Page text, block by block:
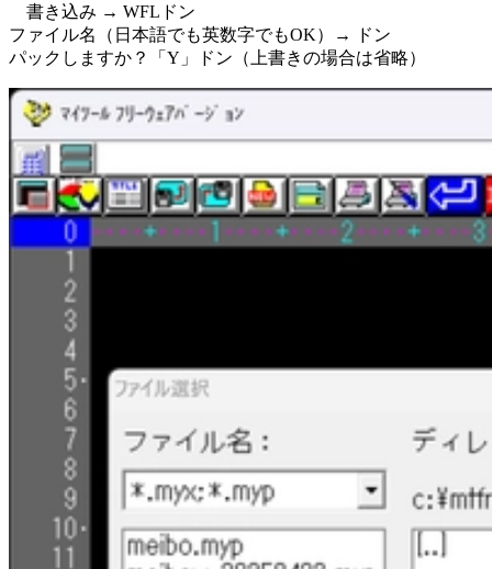
書き込み → WFLドン
ファイル名（日本語でも英数字でもOK）→ ドン
パックしますか？「Y」ドン（上書きの場合は省略）